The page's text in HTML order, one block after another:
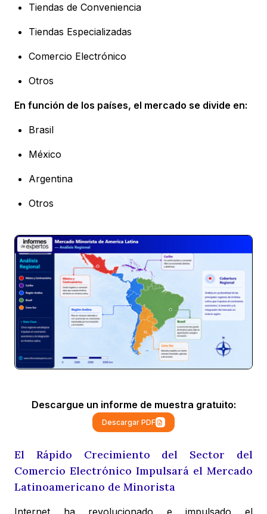
Tiendas de Conveniencia
Tiendas Especializadas
Comercio Electrónico
Otros
En función de los países, el mercado se divide en:
Brasil
México
Argentina
Otros
Descargue un informe de muestra gratuito:
Descargar PDF
El Rápido Crecimiento del Sector del
Comercio Electrónico Impulsará el Mercado
Latinoamericano de Minorista